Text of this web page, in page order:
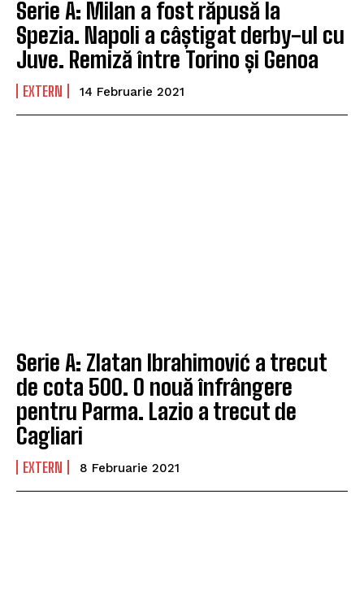
Serie A: Milan a fost răpusă la
Spezia. Napoli a câștigat derby-ul cu
Juve. Remiză între Torino și Genoa
EXTERN 14 Februarie 2021
Serie A: Zlatan Ibrahimović a trecut
de cota 500. O nouă înfrângere
pentru Parma. Lazio a trecut de
Cagliari
EXTERN 8 Februarie 2021